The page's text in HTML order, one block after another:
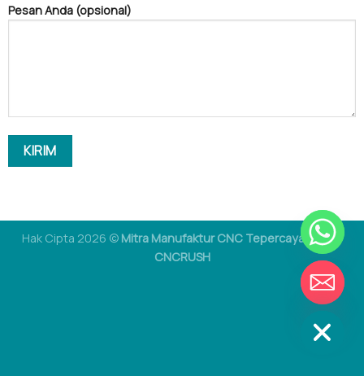
Pesan Anda (opsional)
Hak Cipta 2026 © Mitra Manufaktur CNC Tepercaya Anda -
CNCRUSH
SEMBUNYIKAN
CEREWET